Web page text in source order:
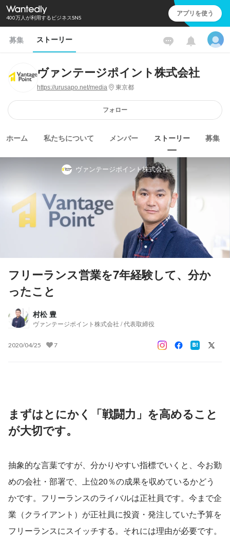
400万人が利用するビジネスSNS アプリを使う
募集 ストーリー
ヴァンテージポイント株式会社
https://urusapo.net/media 東京都
フォロー
ホーム 私たちについて メンバー ストーリー 募集
ヴァンテージポイント株式会社
フリーランス営業を7年経験して、分か
ったこと
村松 豊
ヴァンテージポイント株式会社 / 代表取締役
2020/04/25 7
まずはとにかく「戦闘力」を高めること
が大切です。
抽象的な言葉ですが、分かりやすい指標でいくと、今お勤
めの会社・部署で、上位20％の成果を収めているかどう
かです。フリーランスのライバルは正社員です。今まで企
業（クライアント）が正社員に投資・発注していた予算を
フリーランスにスイッチする。それには理由が必要です。